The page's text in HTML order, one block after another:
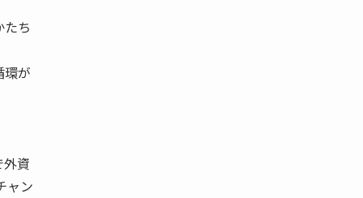
ち
環が
資
ャン